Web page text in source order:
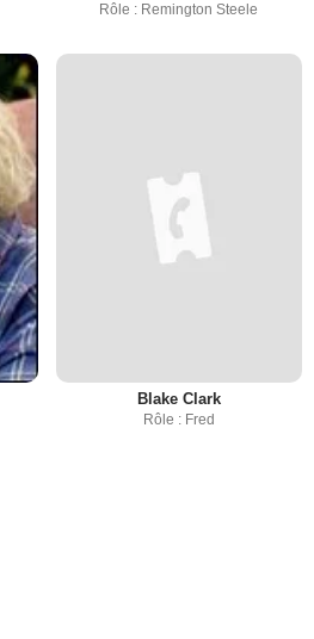
Rôle : Remington Steele
Blake Clark
Rôle : Fred